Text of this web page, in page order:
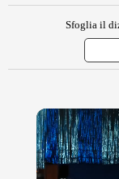
Sfoglia il